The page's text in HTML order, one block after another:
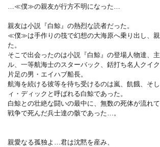
…≪僕≫の親友が行方不明になった…
​親友は小説『白鯨』の熱烈な読者だった。
≪僕≫は手作りの筏で幻想の大海原へ乗り出し、
た。
そこで出会ったのは小説『白鯨』の登場人物達、
ル、一等航海士のスターバック、銛打ち名人クイ
片足の男・エイハブ船長。
航海を続ける彼等を待ち受けるのは嵐、飢餓、そ
ィ・ディックと呼ばれる白鯨であった。
白鯨との壮絶な闘いの最中に、​無数の死体が流れ
戦争で死んだ兵士達の骸であった…。
親愛なる孤独よ…君は沈黙を産み、